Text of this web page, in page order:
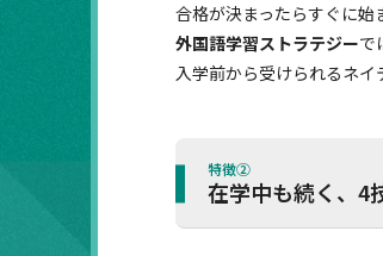
合格が決まったらすぐに始
外国語学習ストラテジーで
入学前から受けられるネイ
特徴②
在学中も続く、4